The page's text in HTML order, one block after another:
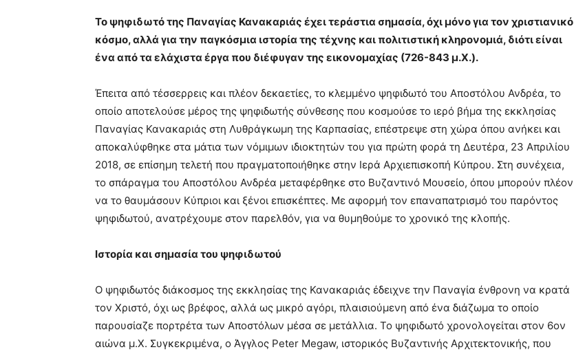
Το ψηφιδωτό της Παναγίας Κανακαριάς έχει τεράστια σημασία, όχι μόνο για τον χριστιανικό
κόσμο, αλλά για την παγκόσμια ιστορία της τέχνης και πολιτιστική κληρονομιά, διότι είναι
ένα από τα ελάχιστα έργα που διέφυγαν της εικονομαχίας (726-843 μ.Χ.).
Έπειτα από τέσσερρεις και πλέον δεκαετίες, το κλεμμένο ψηφιδωτό του Αποστόλου Ανδρέα, το
οποίο αποτελούσε μέρος της ψηφιδωτής σύνθεσης που κοσμούσε το ιερό βήμα της εκκλησίας
Παναγίας Κανακαριάς στη Λυθράγκωμη της Καρπασίας, επέστρεψε στη χώρα όπου ανήκει και
αποκαλύφθηκε στα μάτια των νόμιμων ιδιοκτητών του για πρώτη φορά τη Δευτέρα, 23 Απριλίου
2018, σε επίσημη τελετή που πραγματοποιήθηκε στην Ιερά Αρχιεπισκοπή Κύπρου. Στη συνέχεια,
το σπάραγμα του Αποστόλου Ανδρέα μεταφέρθηκε στο Βυζαντινό Μουσείο, όπου μπορούν πλέον
να το θαυμάσουν Κύπριοι και ξένοι επισκέπτες. Με αφορμή τον επαναπατρισμό του παρόντος
ψηφιδωτού, ανατρέχουμε στον παρελθόν, για να θυμηθούμε το χρονικό της κλοπής.
Ιστορία και σημασία του ψηφιδωτού
Ο ψηφιδωτός διάκοσμος της εκκλησίας της Κανακαριάς έδειχνε την Παναγία ένθρονη να κρατά
τον Χριστό, όχι ως βρέφος, αλλά ως μικρό αγόρι, πλαισιούμενη από ένα διάζωμα το οποίο
παρουσίαζε πορτρέτα των Αποστόλων μέσα σε μετάλλια. Το ψηφιδωτό χρονολογείται στον 6ον
αιώνα μ.Χ. Συγκεκριμένα, ο Άγγλος Peter Megaw, ιστορικός Βυζαντινής Αρχιτεκτονικής, που